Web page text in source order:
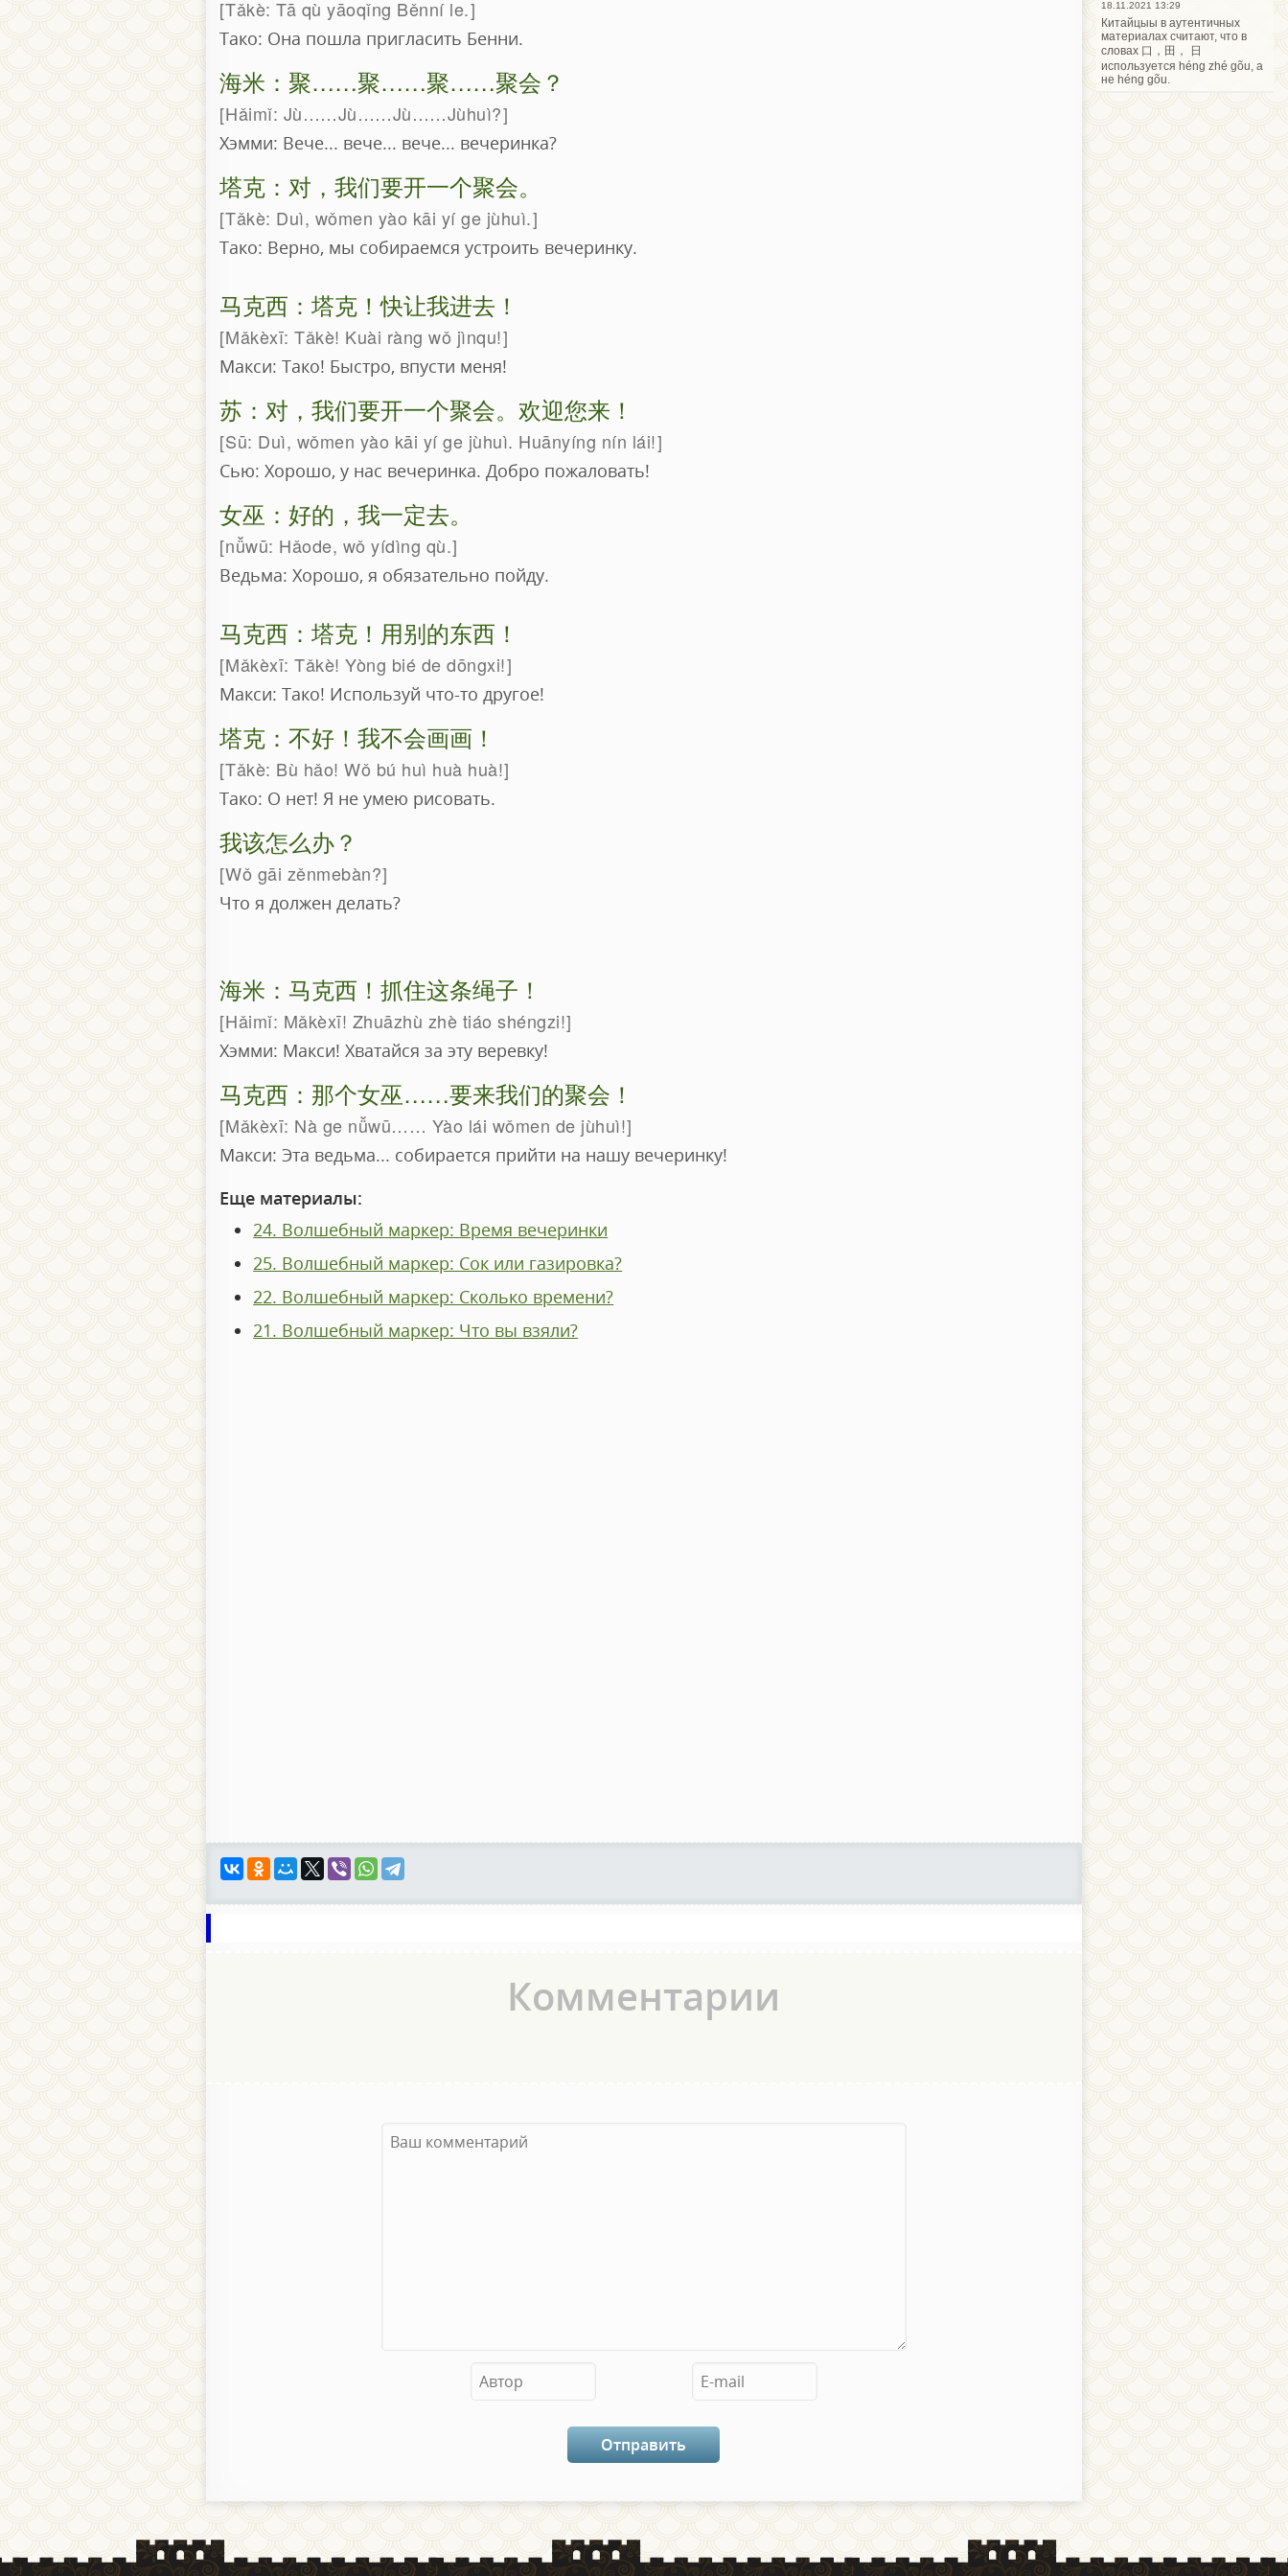
Tǎkè: Tā qù yāoqǐng Běnní le.
Тако: Она пошла пригласить Бенни.
海米：聚……聚……聚……聚会？
Hǎimǐ: Jù……Jù……Jù……Jùhuì?
Хэмми: Вече... вече... вече... вечеринка?
塔克：对，我们要开一个聚会。
Tǎkè: Duì, wǒmen yào kāi yí ge jùhuì.
Тако: Верно, мы собираемся устроить вечеринку.
马克西：塔克！快让我进去！
Mǎkèxī: Tǎkè! Kuài ràng wǒ jìnqu!
Макси: Тако! Быстро, впусти меня!
苏：对，我们要开一个聚会。欢迎您来！
Sū: Duì, wǒmen yào kāi yí ge jùhuì. Huānyíng nín lái!
Сью: Хорошо, у нас вечеринка. Добро пожаловать!
女巫：好的，我一定去。
nǚwū: Hǎode, wǒ yídìng qù.
Ведьма: Хорошо, я обязательно пойду.
马克西：塔克！用别的东西！
Mǎkèxī: Tǎkè! Yòng bié de dōngxi!
Макси: Тако! Используй что-то другое!
塔克：不好！我不会画画！
Tǎkè: Bù hǎo! Wǒ bú huì huà huà!
Тако: О нет! Я не умею рисовать.
我该怎么办？
Wǒ gāi zěnmebàn?
Что я должен делать?
海米：马克西！抓住这条绳子！
Hǎimǐ: Mǎkèxī! Zhuāzhù zhè tiáo shéngzi!
Хэмми: Макси! Хватайся за эту веревку!
马克西：那个女巫……要来我们的聚会！
Mǎkèxī: Nà ge nǚwū…… Yào lái wǒmen de jùhuì!
Макси: Эта ведьма... собирается прийти на нашу вечеринку!
Еще материалы:
24. Волшебный маркер: Время вечеринки
25. Волшебный маркер: Сок или газировка?
22. Волшебный маркер: Сколько времени?
21. Волшебный маркер: Что вы взяли?
Комментарии
18.11.2021 13:29
Китайцыы в аутентичных
материалах считают, что в
словах 口，田， 日
используется héng zhé gõu, а
не héng gõu.